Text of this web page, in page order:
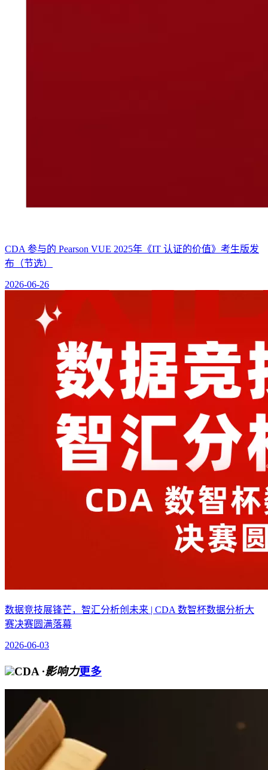
CDA 参与的 Pearson VUE 2025年《IT 认证的价值》考生版发
布（节选）
2026-06-26
数据竞技展锋芒，智汇分析创未来 | CDA 数智杯数据分析大
赛决赛圆满落幕
2026-06-03
CDA ·影响力更多